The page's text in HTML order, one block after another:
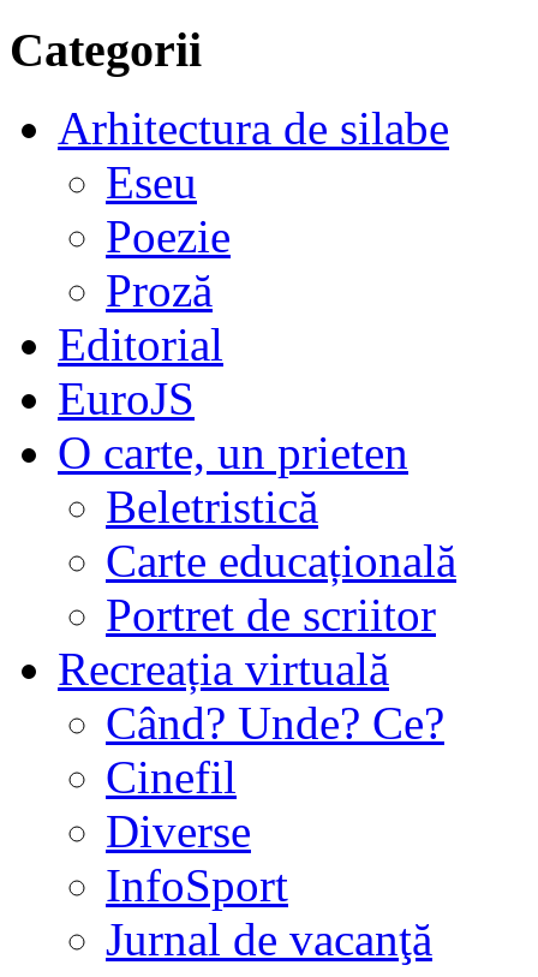
Categorii
Arhitectura de silabe
Eseu
Poezie
Proză
Editorial
EuroJS
O carte, un prieten
Beletristică
Carte educațională
Portret de scriitor
Recreația virtuală
Când? Unde? Ce?
Cinefil
Diverse
InfoSport
Jurnal de vacanţă